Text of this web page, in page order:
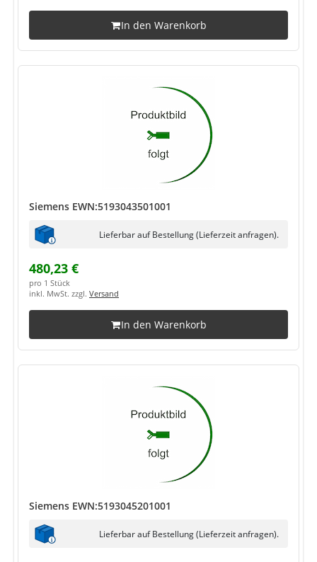
In den Warenkorb
Siemens EWN:5193043501001
Lieferbar auf Bestellung (Lieferzeit anfragen).
480,23 €
pro 1 Stück
inkl. MwSt. zzgl. Versand
In den Warenkorb
Siemens EWN:5193045201001
Lieferbar auf Bestellung (Lieferzeit anfragen).